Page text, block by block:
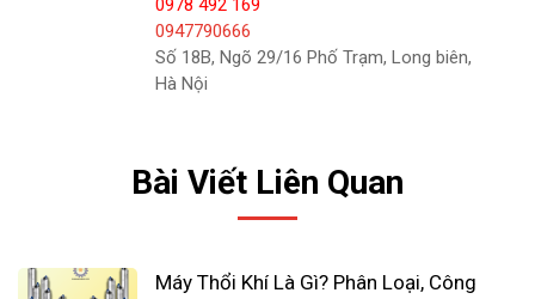
0978 492 169
0947790666
Số 18B, Ngõ 29/16 Phố Trạm, Long biên,
Hà Nội
Bài Viết Liên Quan
Máy Thổi Khí Là Gì? Phân Loại, Công